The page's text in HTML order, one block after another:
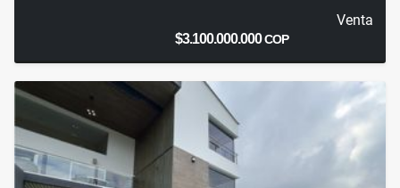
Venta
$3.100.000.000COP